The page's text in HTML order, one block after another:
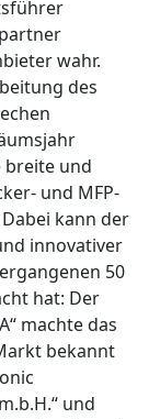
wahr.
des
breite und
und MFP-
kann der
innovativer
50
hat: Der
machte das
bekannt
und